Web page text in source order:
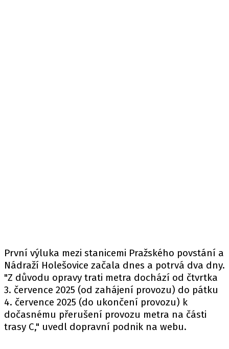
První výluka mezi stanicemi Pražského povstání a
Nádraží Holešovice začala dnes a potrvá dva dny.
"Z důvodu opravy trati metra dochází od čtvrtka
3. července 2025 (od zahájení provozu) do pátku
4. července 2025 (do ukončení provozu) k
dočasnému přerušení provozu metra na části
trasy C," uvedl dopravní podnik na webu.